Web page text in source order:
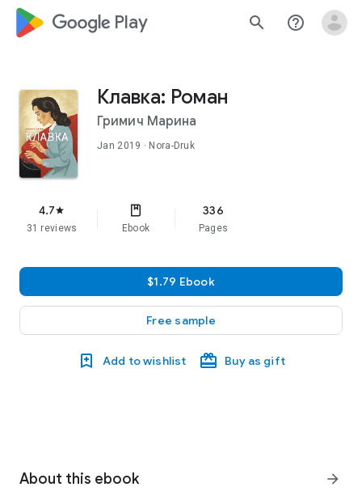
google_logo Play search help_outline
Клавка: Роман
Гримич Марина
Jan 2019 · Nora-Druk
4.7star
31 reviews Ebook
336
Pages
$1.79 Ebook
Free sample
Add to wishlist Buy as gift
About this ebook arrow_forward